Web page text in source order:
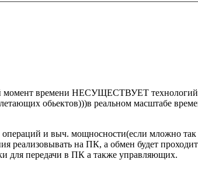
момент времени НЕСУЩЕСТВУЕТ
обьектов)))в реальном масштабе
и выч. мощносности(если мложно
на ПК, а обмен будет
для передачи в ПК а также управляющих.